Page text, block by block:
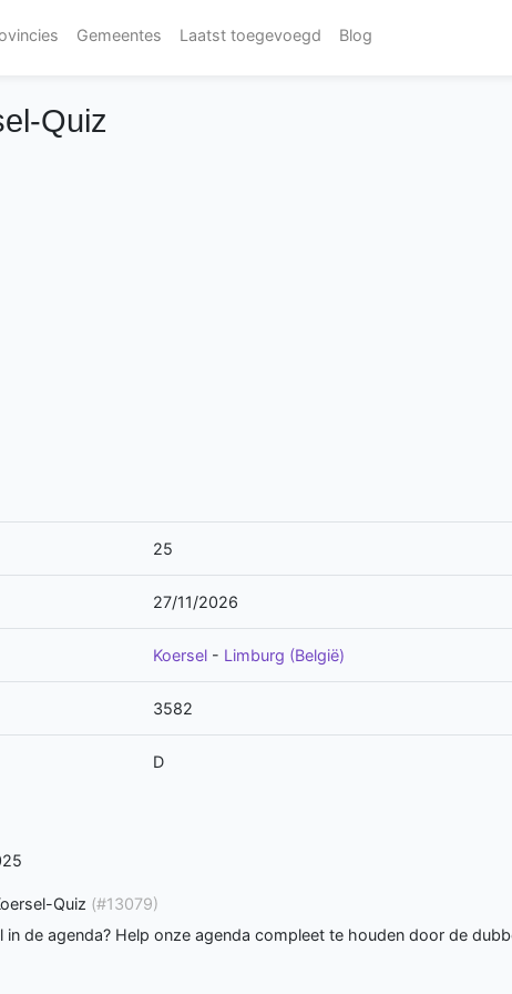
Gemeentes Laatst toegevoegd Blog
Quiz
25
27/11/2026
Koersel - Limburg (België)
3582
D
Quiz (#13079)
in de agenda? Help onze agenda compleet te houden door de